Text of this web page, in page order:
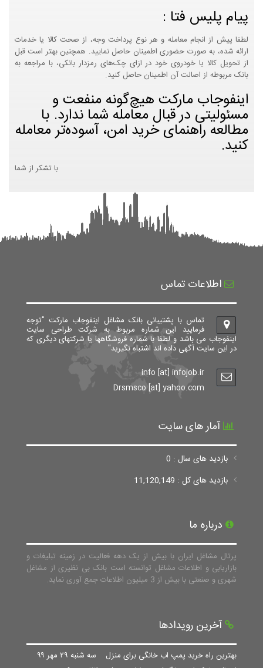
پیام پلیس فتا :
لطفا پیش از انجام معامله و هر نوع پرداخت وجه، از صحت کالا یا خدمات
ارائه شده، به صورت حضوری اطمینان حاصل نمایید. همچنین بهتر است قبل
از تحویل کالا یا خودروی خود در ازای چک‌های رمزدار بانکی، با مراجعه به
بانک مربوطه از اصالت آن اطمینان حاصل کنید.
اینفوجاب مارکت هیچ‌گونه منفعت و
مسئولیتی در قبال معامله شما ندارد. با
مطالعه راهنمای خرید امن، آسوده‌تر معامله
کنید.
با تشکر از شما
اطلاعات تماس
تماس با پشتیبانی بانک مشاغل اینفوجاب مارکت "توجه
فرمایید این شماره مربوط به شرکت طراحی سایت
اینفوجاب می باشد و لطفا با شماره فروشگاهها یا شرکتهای دیگری که
در این سایت آگهی داده اند اشتباه نگیرید"
info [at] infojob.ir
Drsmsco [at] yahoo.com
آمار های سایت
بازدید های سال : 0
بازدید های کل : 11,120,149
درباره ما
پرتال مشاغل ایران با بیش از یک دهه فعالیت در زمینه تبلیغات و
بازاریابی و اطلاعات مشاغل توانسته است بانک بی نظیری از مشاغل
شهری و صنعتی با بیش از 3 میلیون اطلاعات جمع آوری نماید.
آخرین رویدادها
بهترین راه خرید پمپ اب خانگی برای منزل سه شنبه ۲۹ مهر ۹۹